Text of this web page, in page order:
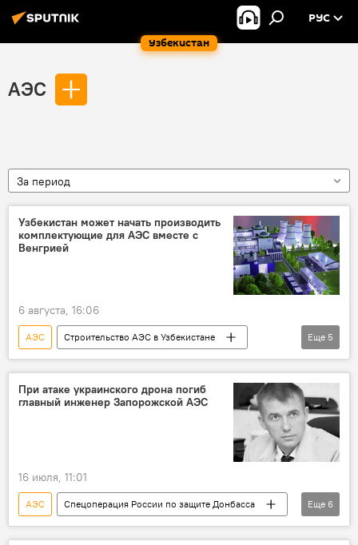
Узбекистан
РУС
АЭС
За период
Узбекистан может начать производить
комплектующие для АЭС вместе с
Венгрией
6 августа, 16:06
АЭС
Строительство АЭС в Узбекистане
атомная энергетика
Узбекистан
Венгрия
сотрудничество Узатом
Еще 5
При атаке украинского дрона погиб
главный инженер Запорожской АЭС
16 июля, 11:01
АЭС
Спецоперация России по защите Донбасса
Запорожская область
Происшествия
Еще 6